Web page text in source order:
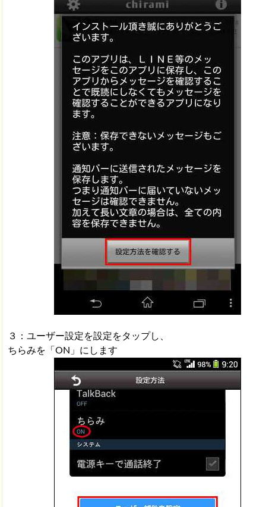
３：ユーザー設定を設定をタップし、
ちらみを「ON」にします